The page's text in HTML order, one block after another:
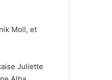
Moll, et
Juliette